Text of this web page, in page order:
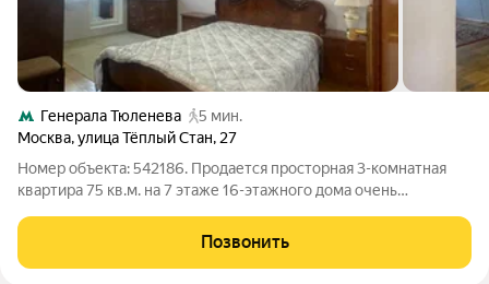
Генерала Тюленева
5 мин.
Москва,улица Тёплый Стан, 27
Номер объекта: 542186. Продается просторная 3-комнатная
квартира 75 кв.м. на 7 этаже 16-этажного дома очень
просторная кухня в 11 квадратных метров и стандартный
ремонт, а вся мебель остается, так что
Позвонить